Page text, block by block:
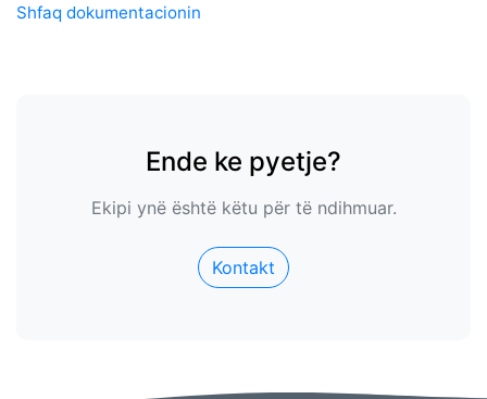
Shfaq dokumentacionin
Ende ke pyetje?
Ekipi ynë është këtu për të ndihmuar.
Kontakt